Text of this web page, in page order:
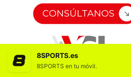
8SPORTS.es
8SPORTS en tu móvil.